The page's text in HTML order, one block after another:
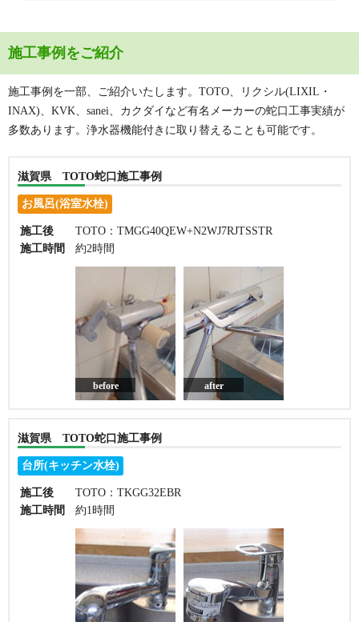
施工事例をご紹介
施工事例を一部、ご紹介いたします。TOTO、リクシル(LIXIL・
INAX)、KVK、sanei、カクダイなど有名メーカーの蛇口工事実績が
多数あります。浄水器機能付きに取り替えることも可能です。
滋賀県 TOTO蛇口施工事例
お風呂(浴室水栓)
施工後
TOTO：TMGG40QEW+N2WJ7RJTSSTR
施工時間
約2時間
before after
滋賀県 TOTO蛇口施工事例
台所(キッチン水栓)
施工後
TOTO：TKGG32EBR
施工時間
約1時間